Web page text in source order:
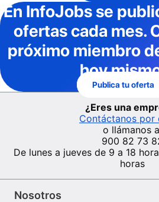
En InfoJobsse
ofertas cada mes.
próximo miembro
hoy
Publica tu oferta
¿Eres una
Contáctanos por
o llámanos
900 82 73
De lunes a jueves de 9 a 18
horas
Nosotros